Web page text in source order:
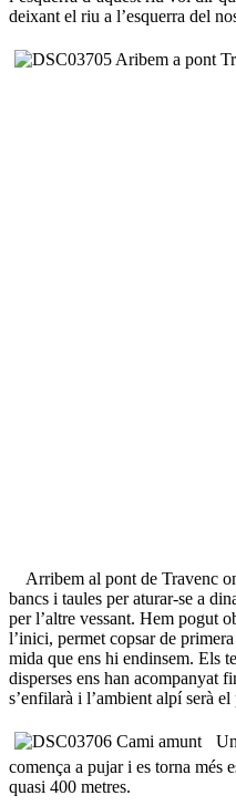
deixant el riu a l’esquerra del
Arribem al pont de Travenc
bancs i taules per aturar-se a
per l’altre vessant. Hem pogut
l’inici, permet copsar de
mida que ens hi endinsem. Els
disperses ens han acompanyat
s’enfilarà i l’ambient alpí serà
comença a pujar i es torna més
quasi 400 metres.